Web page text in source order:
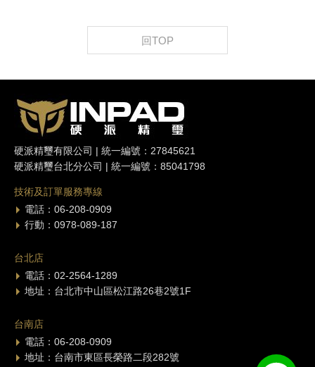
回TOP
硬派精璽有限公司 | 統一編號：27845621
硬派精璽台北分公司 | 統一編號：85041798
技術及訂單服務專線
電話：06-208-0909
行動：0978-089-187
台北店
電話：02-2564-1289
地址：台北市中山區松江路26巷2號1F
台南店
電話：06-208-0909
地址：台南市東區長榮路二段282號